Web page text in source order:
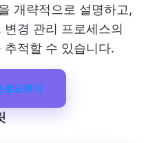
개략적으로 설명하고,
경 관리 프로세스의
적할 수 있습니다.
로드하기